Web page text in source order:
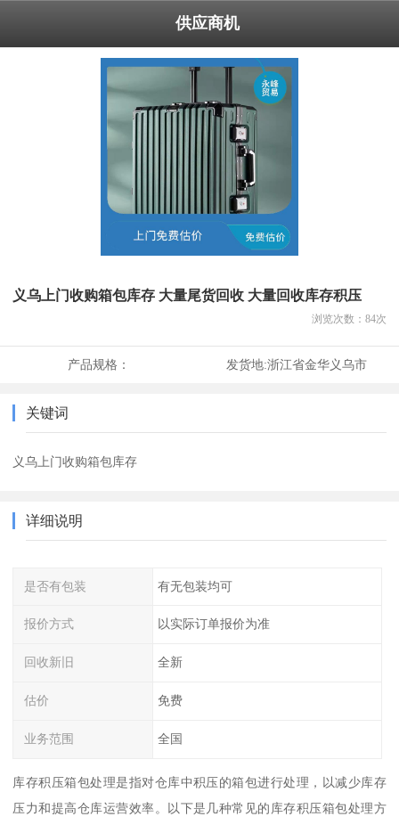
供应商机
义乌上门收购箱包库存 大量尾货回收 大量回收库存积压
浏览次数： 84次
产品规格： 发货地:浙江省金华义乌市
关键词
义乌上门收购箱包库存
详细说明
是否有包装 有无包装均可
报价方式 以实际订单报价为准
回收新旧 全新
估价 免费
业务范围 全国
库存积压箱包处理是指对仓库中积压的箱包进行处理，以减少库存
压力和提高仓库运营效率。以下是几种常见的库存积压箱包处理方